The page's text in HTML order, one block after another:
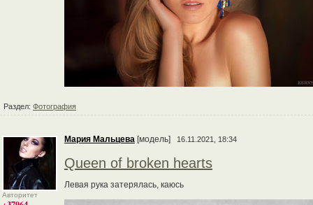
Раздел: Фотография
Авторитет
Мария Мальцева [модель] 16.11.2021, 18:34
Queen of broken hearts
Левая рука затерялась, каюсь